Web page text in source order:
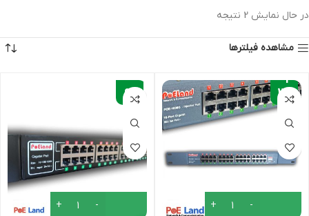
در حال نمایش 2 نتیجه
مشاهده فیلترها
-1
3%
-
9%